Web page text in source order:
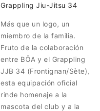
Grappling Jiu-Jitsu 34
Más que un logo, un
miembro de la familia.
Fruto de la colaboración
entre BŌA y el Grappling
JJB 34 (Frontignan/Sète),
esta equipación oficial
rinde homenaje a la
mascota del club y a la